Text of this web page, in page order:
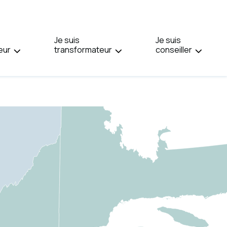
Je suis
transformateur
Je suis
conseiller
ENGLISH.